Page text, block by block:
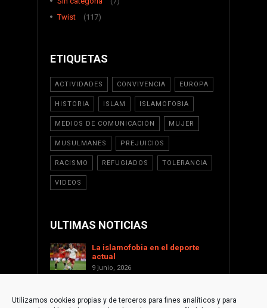
Utilizamos cookies propias y de terceros para fines analíticos y para
Twist
(117)
ETIQUETAS
ACTIVIDADES CONVIVENCIA EUROPA
HISTORIA ISLAM ISLAMOFOBIA
MEDIOS DE COMUNICACIÓN MUJER
MUSULMANES PREJUICIOS
RACISMO REFUGIADOS TOLERANCIA
VIDEOS
ULTIMAS NOTICIAS
La islamofobia en el deporte
actual
9 junio, 2026
17 enero, 2026